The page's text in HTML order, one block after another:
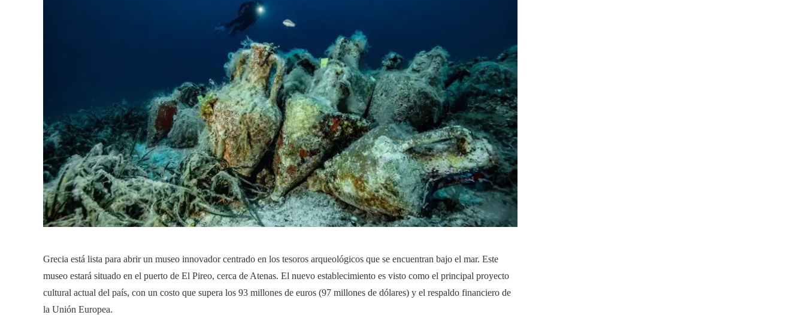
Grecia está lista para abrir un museo innovador centrado en los tesoros arqueológicos que se encuentran bajo el mar. Este
museo estará situado en el puerto de El Pireo, cerca de Atenas. El nuevo establecimiento es visto como el principal proyecto
cultural actual del país, con un costo que supera los 93 millones de euros (97 millones de dólares) y el respaldo financiero de
la Unión Europea.